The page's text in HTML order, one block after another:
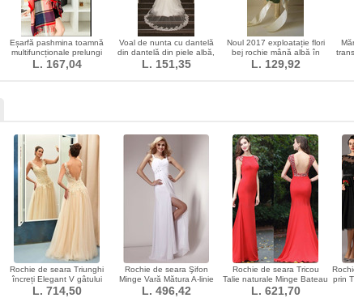
Eșarfă pashmina toamnă
multifuncționale prelungi
tinerele femei
L. 167,04
Voal de nunta cu dantelă
din dantelă din piele albă,
cu lungime medie
L. 151,35
Noul 2017 exploatație flori
bej rochie mână albă în
mână
L. 129,92
Rochie de seara Triunghi
încreți Elegant V gâtului
Multi strat
L. 714,50
Rochie de seara Şifon
Minge Vară Mătura A-linie
Talie naturale
L. 496,42
Rochie de seara Tricou
Talie naturale Minge Bateau
Mâneci scurte
L. 621,70
prin